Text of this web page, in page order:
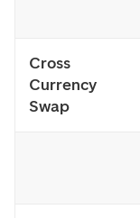
Cross
Currency
Swap